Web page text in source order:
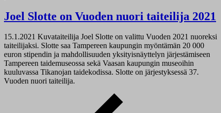
Joel Slotte on Vuoden nuori taiteilija 2021
15.1.2021 Kuvataiteilija Joel Slotte on valittu Vuoden 2021 nuoreksi
taiteilijaksi. Slotte saa Tampereen kaupungin myöntämän 20 000
euron stipendin ja mahdollisuuden yksityisnäyttelyn järjestämiseen
Tampereen taidemuseossa sekä Vaasan kaupungin museoihin
kuuluvassa Tikanojan taidekodissa. Slotte on järjestyksessä 37.
Vuoden nuori taiteilija.